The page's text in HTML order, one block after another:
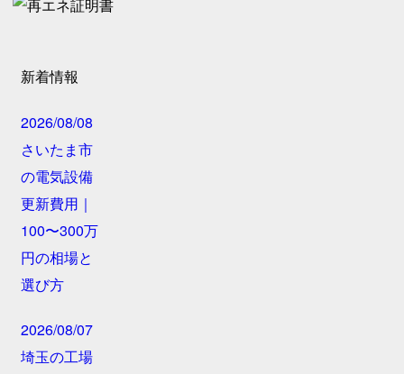
新着情報
2026/08/08
さいたま市
の電気設備
更新費用｜
100〜300万
円の相場と
選び方
2026/08/07
埼玉の工場